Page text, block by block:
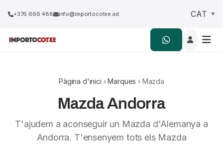
+376 666 488 info@importocotxe.ad
Pàgina d'inici ›Marques › Mazda
Mazda Andorra
T'ajudem a aconseguir un Mazda d'Alemanya a
Andorra. T'ensenyem tots els Mazda